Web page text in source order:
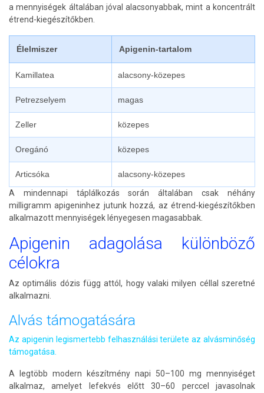
a mennyiségek általában jóval alacsonyabbak, mint a koncentrált
étrend-kiegészítőkben.
Élelmiszer Apigenin-tartalom
Kamillatea alacsony-közepes
Petrezselyem magas
Zeller közepes
Oregánó közepes
Articsóka
alacsony-közepes
A mindennapi táplálkozás során általában csak néhány
milligramm apigeninhez jutunk hozzá, az étrend-kiegészítőkben
alkalmazott mennyiségek lényegesen magasabbak.
Apigenin adagolása különböző
célokra
Az optimális dózis függ attól, hogy valaki milyen céllal szeretné
alkalmazni.
Alvás támogatására
Az apigenin legismertebb felhasználási területe az alvásminőség
támogatása.
A legtöbb modern készítmény napi 50–100 mg mennyiséget
alkalmaz, amelyet lefekvés előtt 30–60 perccel javasolnak